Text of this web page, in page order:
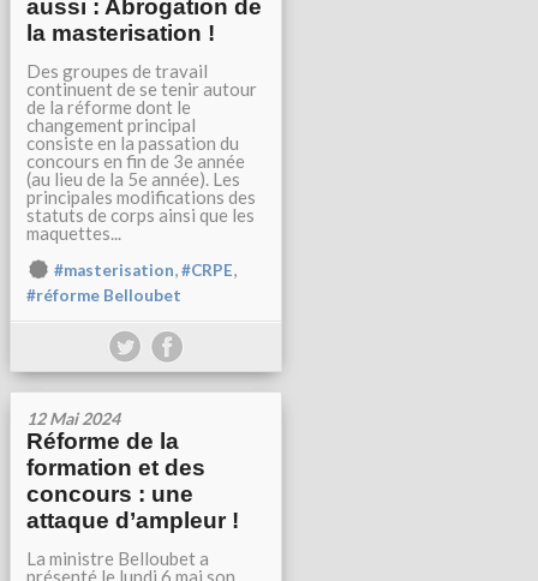
aussi : Abrogation de
la masterisation !
Des groupes de travail
continuent de se tenir autour
de la réforme dont le
changement principal
consiste en la passation du
concours en fin de 3e année
(au lieu de la 5e année). Les
principales modifications des
statuts de corps ainsi que les
maquettes...
#masterisation,#CRPE,
#réforme Belloubet
12 Mai 2024
Réforme de la
formation et des
concours : une
attaque d’ampleur !
La ministre Belloubet a
présenté le lundi 6 mai son